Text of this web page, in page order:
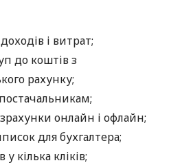
і витрат;
до коштів з
рахунку;
онлайн і офлайн;
для бухгалтера;
кілька кліків;